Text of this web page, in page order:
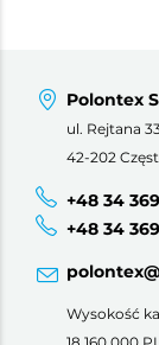
Polontex
ul. Rejtana
42-202
+48 34
+48 34
Wysokość